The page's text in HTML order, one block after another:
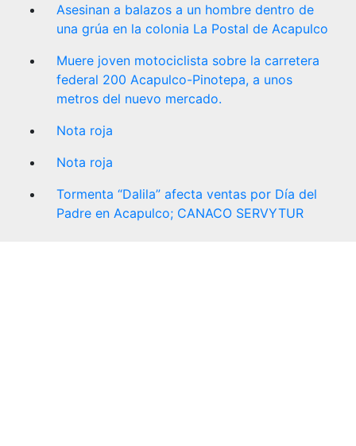
Asesinan a balazos a un hombre dentro de
una grúa en la colonia La Postal de Acapulco
Muere joven motociclista sobre la carretera
federal 200 Acapulco-Pinotepa, a unos
metros del nuevo mercado.
Nota roja
Nota roja
Tormenta “Dalila” afecta ventas por Día del
Padre en Acapulco; CANACO SERVYTUR